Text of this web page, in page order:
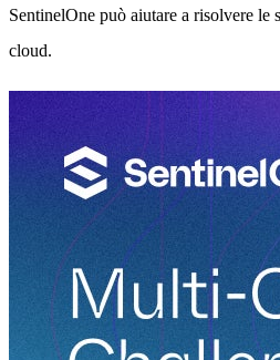
SentinelOne può aiutare a risolvere le
cloud.